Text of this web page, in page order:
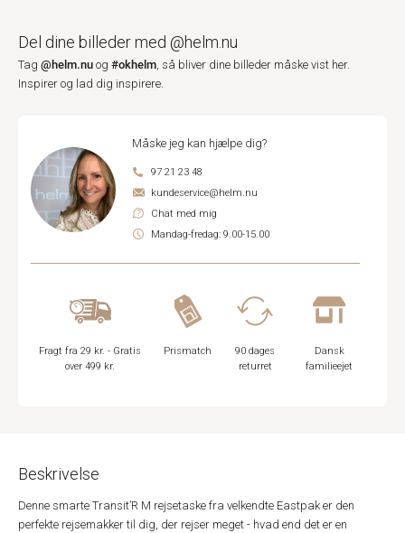
Del dine billeder med @helm.nu
Tag @helm.nu og #okhelm, så bliver dine billeder måske vist her.
Inspirer og lad dig inspirere.
Måske jeg kan hjælpe dig?
97 21 23 48
kundeservice@helm.nu
Chat med mig
Mandag-fredag: 9.00-15.00
Fragt fra 29 kr. - Gratis
over 499 kr.
Prismatch
90 dages
returret
Dansk
familieejet
Beskrivelse
Denne smarte Transit’R M rejsetaske fra velkendte Eastpak er den
perfekte rejsemakker til dig, der rejser meget - hvad end det er en